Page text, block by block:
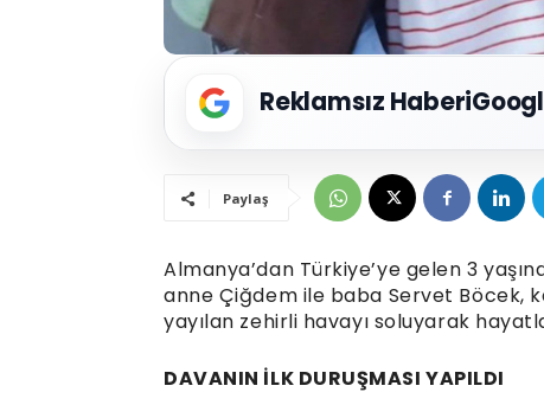
Reklamsız Haberi
Paylaş
Almanya’dan Türkiye’ye gelen 3
anne Çiğdem ile baba Servet Böcek,
yayılan zehirli havayı soluyarak
DAVANIN İLK DURUŞMASI YAPILDI